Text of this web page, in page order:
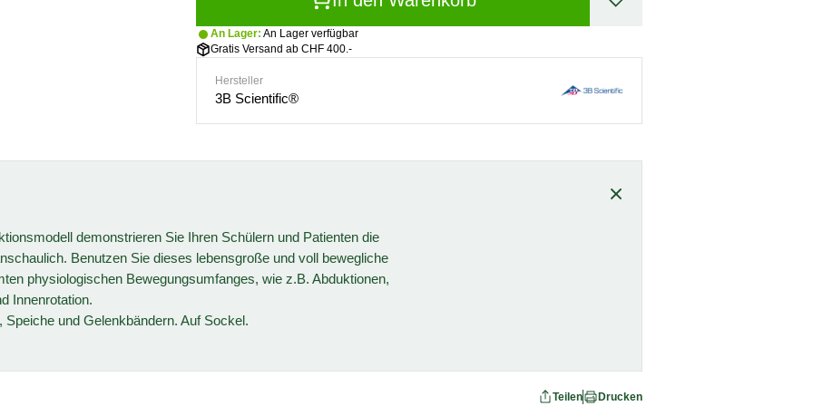
An Lager: An Lager verfügbar
Gratis Versand ab CHF 400.-
Hersteller
3B Scientific®
demonstrieren Sie Ihren Schülern und Patienten die
Benutzen Sie dieses lebensgroße und voll bewegliche
physiologischen Bewegungsumfanges, wie z.B. Abduktionen,
Innenrotation.
und Gelenkbändern. Auf Sockel.
Teilen Drucken